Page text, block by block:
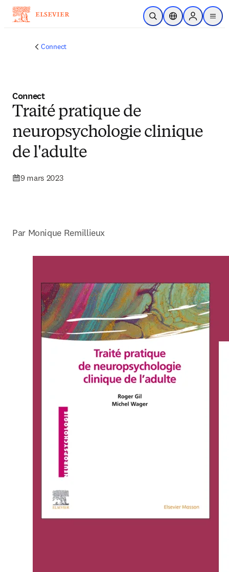
Passer au contenu principal
Ouvrir la recherche
Sélecteur de
Sign in to
menu
Connect
Connect
Traité pratique de
neuropsychologie clinique
de l'adulte
9 mars 2023
Par Monique Remillieux